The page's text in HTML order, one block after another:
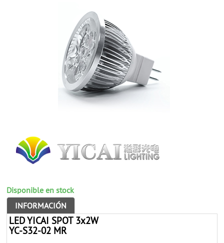
Disponible en stock
INFORMACIÓN
LED YICAI SPOT 3x2W
YC-S32-02 MR